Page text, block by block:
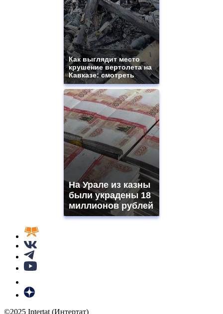
Как выглядит место
крушение вертолета на
Кавказе: смотреть
На Урале из казны
были украдены 18
миллионов рублей
©2025 Intertat (Интертат)